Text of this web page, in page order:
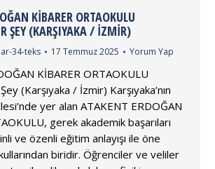
KİBARER ORTAOKULU
ŞEY (KARŞIYAKA / İZMIR)
34-teks 17 Temmuz 2025 Yorum Yap
KİBARER ORTAOKULU
(Karşıyaka / İzmir) Karşıyaka’nın
yer alan ATAKENT ERDOĞAN
gerek akademik başarıları
ve özenli eğitim anlayışı ile öne
biridir. Öğrenciler ve veliler